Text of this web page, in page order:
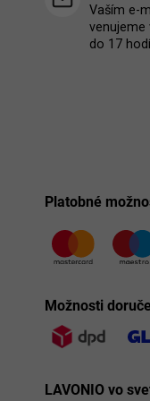
Vaším e-
venujeme
do 17
Platobné
Možnosti
LAVONIO vo